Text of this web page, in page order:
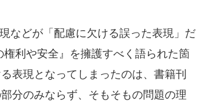
などが「配慮に欠ける誤った表現」だ
利や安全』を擁護すべく語られた箇
表現となってしまったのは、書籍刊
分のみならず、そもそもの問題の理